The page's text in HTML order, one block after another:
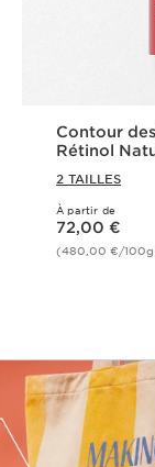
Contour
Rétinol
2 TAILLES
À partir de
Nouveau prix 72,00 €
72,00 €
(480,00 €/